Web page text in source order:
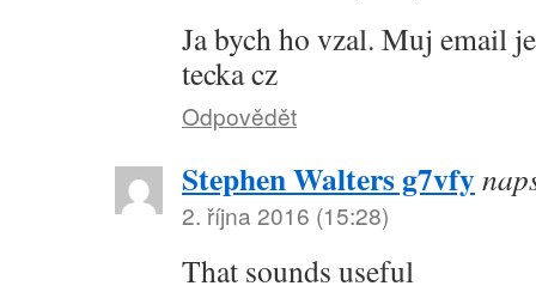
Ja bych ho vzal. Muj email
tecka cz
Odpovědět
Stephen Walters g7vfy
2. října 2016 (15:28)
That sounds useful